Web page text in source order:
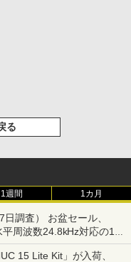
る
1週間 1カ月
調査） お盆セール、
周波数24.8kHz対応の17
セール ほか
15 Lite Kit」が入荷、